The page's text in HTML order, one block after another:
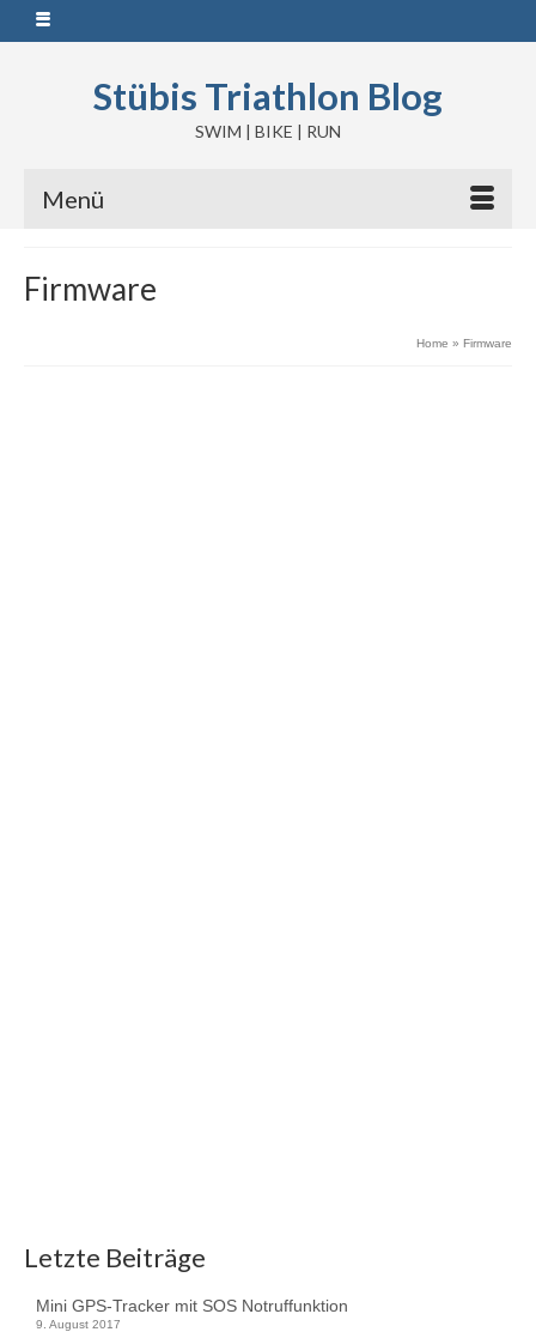
Stübis Triathlon Blog
SWIM | BIKE | RUN
Menü
Firmware
Home » Firmware
Letzte Beiträge
Mini GPS-Tracker mit SOS Notruffunktion
9. August 2017